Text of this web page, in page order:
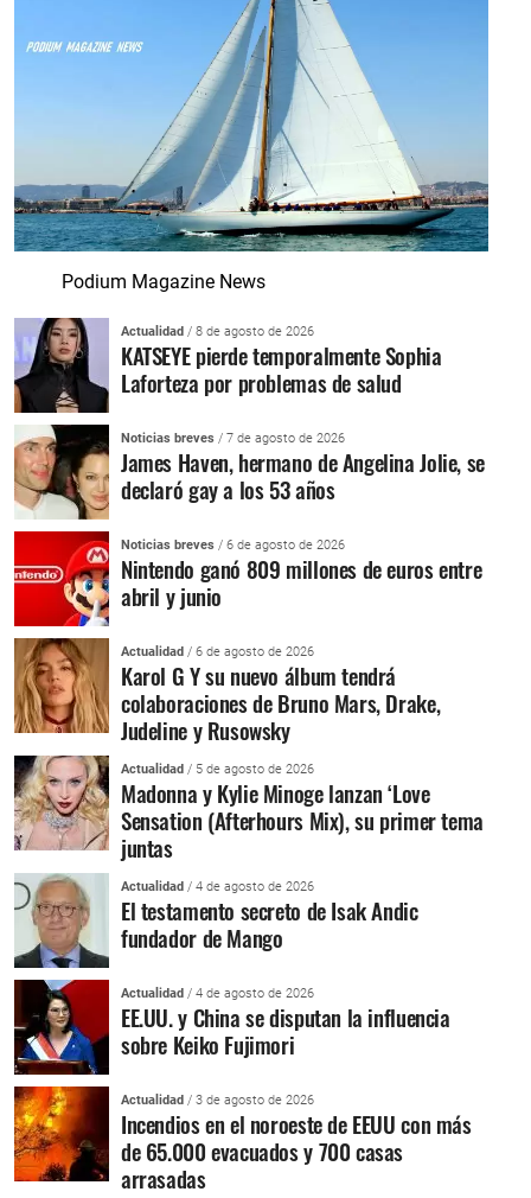
Podium Magazine News
Actualidad / 8 de agosto de 2026
KATSEYE pierde temporalmente Sophia
Laforteza por problemas de salud
Noticias breves / 7 de agosto de 2026
James Haven, hermano de Angelina Jolie, se
declaró gay a los 53 años
Noticias breves / 6 de agosto de 2026
Nintendo ganó 809 millones de euros entre
abril y junio
Actualidad / 6 de agosto de 2026
Karol G Y su nuevo álbum tendrá
colaboraciones de Bruno Mars, Drake,
Judeline y Rusowsky
Actualidad / 5 de agosto de 2026
Madonna y Kylie Minoge lanzan ‘Love
Sensation (Afterhours Mix), su primer tema
juntas
Actualidad / 4 de agosto de 2026
El testamento secreto de Isak Andic
fundador de Mango
Actualidad / 4 de agosto de 2026
EE.UU. y China se disputan la influencia
sobre Keiko Fujimori
Actualidad / 3 de agosto de 2026
Incendios en el noroeste de EEUU con más
de 65.000 evacuados y 700 casas
arrasadas